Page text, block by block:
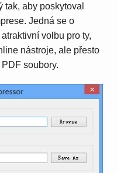
aby poskytoval
Jedná se o
volbu pro ty,
nástroje, ale přesto
soubory.